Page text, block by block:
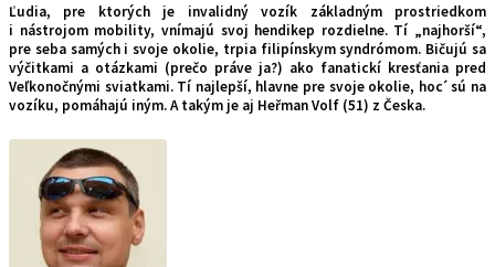
Ľudia, pre ktorých je invalidný vozík základným prostriedkom
i nástrojom mobility, vnímajú svoj hendikep rozdielne. Tí „najhorší“,
pre seba samých i svoje okolie, trpia filipínskym syndrómom. Bičujú sa
výčitkami a otázkami (prečo práve ja?) ako fanatickí kresťania pred
Veľkonočnými sviatkami. Tí najlepší, hlavne pre svoje okolie, hocˊ sú na
vozíku, pomáhajú iným. A takým je aj Heřman Volf (51) z Česka.